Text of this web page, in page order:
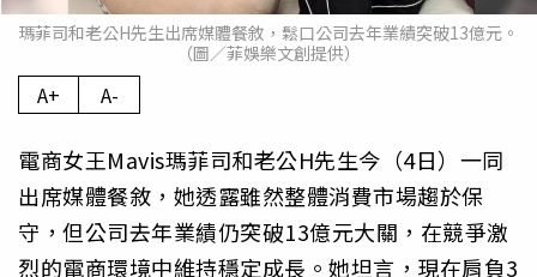
瑪菲司和老公H先生出席媒體餐敘，鬆口公司去年業績突破13億元。
（圖／菲娛樂文創提供）
A+ A-
電商女王Mavis瑪菲司和老公H先生今（4日）一同
出席媒體餐敘，她透露雖然整體消費市場趨於保
守，但公司去年業績仍突破13億元大關，在競爭激
烈的電商環境中維持穩定成長。她坦言，現在肩負3